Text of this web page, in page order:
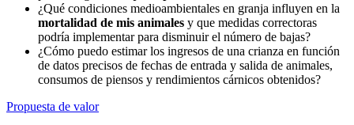
¿Qué condiciones medioambientales en granja influyen en la
mortalidad de mis animales y que medidas correctoras
podría implementar para disminuir el número de bajas?
¿Cómo puedo estimar los ingresos de una crianza en función
de datos precisos de fechas de entrada y salida de animales,
consumos de piensos y rendimientos cárnicos obtenidos?
Propuesta de valor